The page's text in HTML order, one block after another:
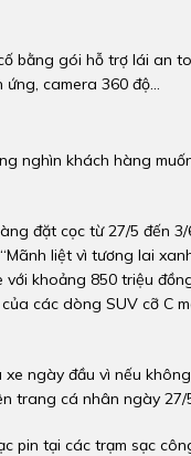
bằng gói hỗ trợ lái an
camera 360 độ...
nghìn khách hàng
đặt cọc từ 27/5 đến
liệt vì tương lai
khoảng 850 triệu
các dòng SUV cỡ C
ngày đầu vì nếu
trang cá nhân ngày 27/
pin tại các trạm sạc